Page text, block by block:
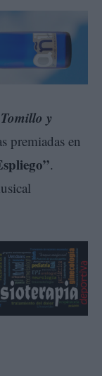
Tomillo y
premiadas en
.